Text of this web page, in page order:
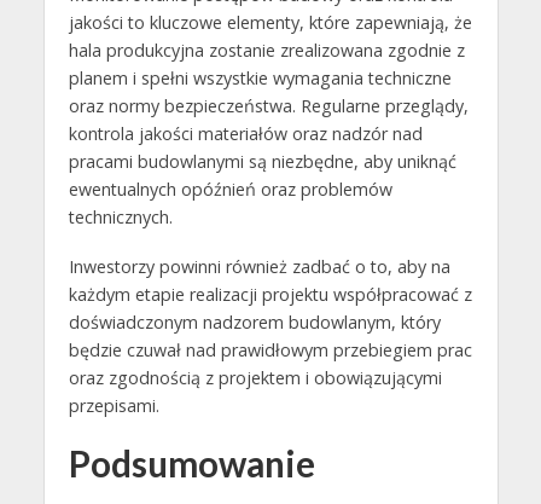
jakości to kluczowe elementy, które zapewniają, że
hala produkcyjna zostanie zrealizowana zgodnie z
planem i spełni wszystkie wymagania techniczne
oraz normy bezpieczeństwa. Regularne przeglądy,
kontrola jakości materiałów oraz nadzór nad
pracami budowlanymi są niezbędne, aby uniknąć
ewentualnych opóźnień oraz problemów
technicznych.
Inwestorzy powinni również zadbać o to, aby na
każdym etapie realizacji projektu współpracować z
doświadczonym nadzorem budowlanym, który
będzie czuwał nad prawidłowym przebiegiem prac
oraz zgodnością z projektem i obowiązującymi
przepisami.
Podsumowanie